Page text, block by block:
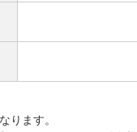
ります。